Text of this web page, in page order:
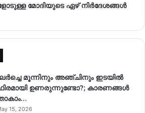
മോദിയുടെ ഏഴ് നിര്‍ദേശങ്ങള്‍
മൂന്നിനും അഞ്ചിനും ഇടയിൽ
ഉണരുന്നുണ്ടോ?; കാരണങ്ങള്‍
15, 2026